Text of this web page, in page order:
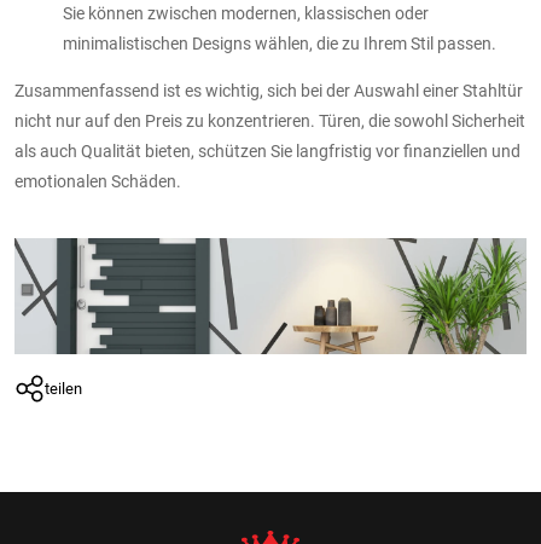
Sie können zwischen modernen, klassischen oder
minimalistischen Designs wählen, die zu Ihrem Stil passen.
Zusammenfassend ist es wichtig, sich bei der Auswahl einer Stahltür
nicht nur auf den Preis zu konzentrieren. Türen, die sowohl Sicherheit
als auch Qualität bieten, schützen Sie langfristig vor finanziellen und
emotionalen Schäden.
teilen